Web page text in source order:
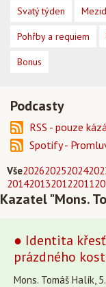
Vše202620252024
2014201320122011
Kazatel "Mons.
● Identita
prázdného
Mons. Tomáš Halík,
Svatý týden
Pohřby a requiem
Bonus
Podcasty
RSS - pouze
Spotify -